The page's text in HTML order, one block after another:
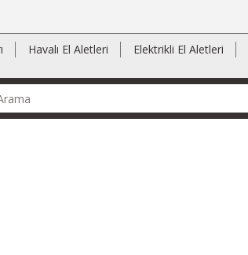
Havalı El Aletleri Elektrikli El Aletleri